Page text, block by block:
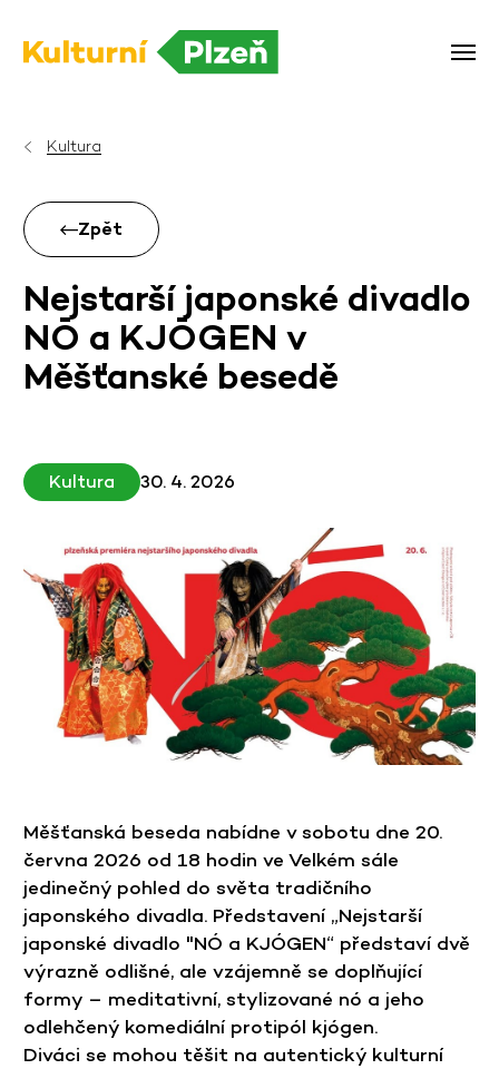
Kultura
Zpět
Nejstarší japonské divadlo
NŌ a KJŌGEN v
Měšťanské besedě
Kultura 30. 4. 2026
Měšťanská beseda nabídne v sobotu dne 20.
června 2026 od 18 hodin ve Velkém sále
jedinečný pohled do světa tradičního
japonského divadla. Představení „Nejstarší
japonské divadlo "NÓ a KJÓGEN“ představí dvě
výrazně odlišné, ale vzájemně se doplňující
formy – meditativní, stylizované nó a jeho
odlehčený komediální protipól kjógen.
Diváci se mohou těšit na autentický kulturní